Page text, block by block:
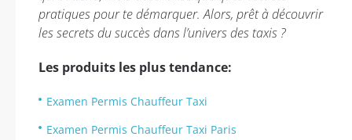
pratiques pour te démarquer. Alors, prêt à découvrir
les secrets du succès dans l’univers des taxis ?
Les produits les plus tendance:
Examen Permis Chauffeur Taxi
Examen Permis Chauffeur Taxi Paris